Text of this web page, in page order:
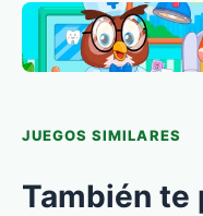
JUEGOS SIMILARES
También te